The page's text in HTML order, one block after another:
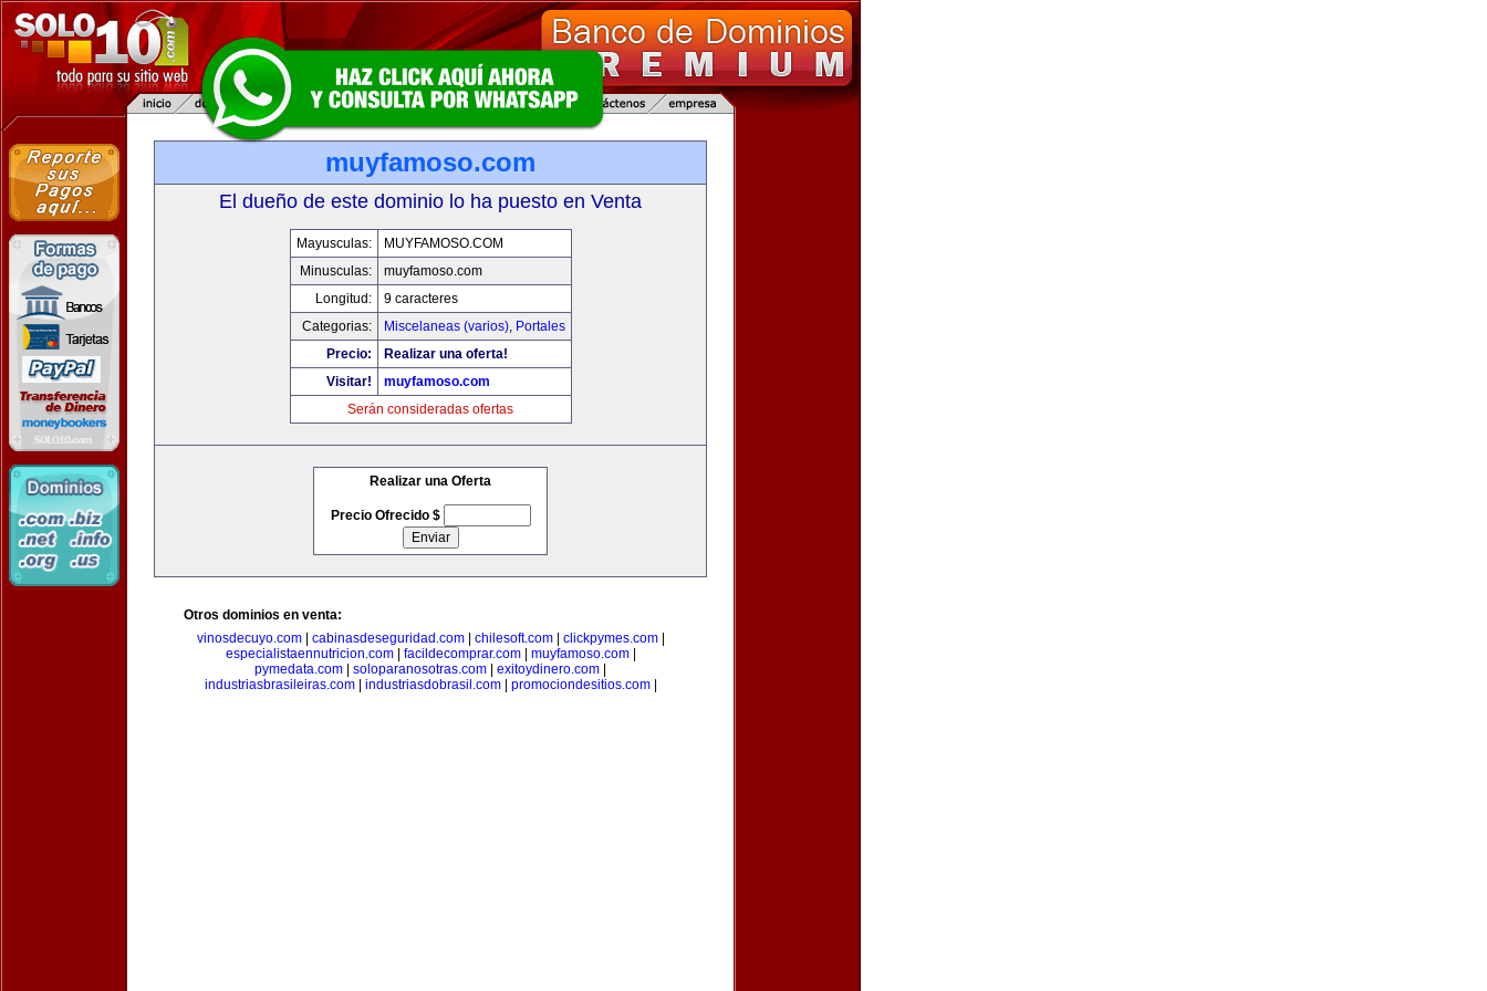
muyfamoso.com
El dueño de este dominio lo ha puesto en Venta
Mayusculas:
MUYFAMOSO.COM
Minusculas:
muyfamoso.com
Longitud:
9 caracteres
Categorias:
Miscelaneas (varios), Portales
Precio:
Realizar una oferta!
Visitar!
muyfamoso.com
Serán consideradas ofertas
Realizar una Oferta
Precio Ofrecido $
Otros dominios en venta:
vinosdecuyo.com| cabinasdeseguridad.com| chilesoft.com| clickpymes.com|
especialistaennutricion.com| facildecomprar.com| muyfamoso.com|
pymedata.com
soloparanosotras.com exitoydinero.com
industriasbrasileiras.com| industriasdobrasil.com| promociondesitios.com|